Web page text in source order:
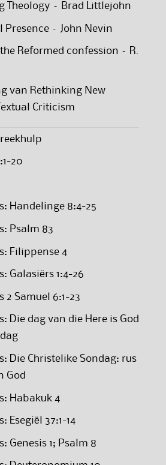
Theology – Brad Littlejohn
Presence – John Nevin
Reformed confession – R.
van Rethinking New
Criticism
20
Handelinge 8:4-25
Psalm 83
Filippense 4
Galasiërs 1:4-26
2 Samuel 6:1-23
Die dag van die Here is God
Die Christelike Sondag: rus
God
Habakuk 4
Esegiël 37:1-14
Genesis 1; Psalm 8